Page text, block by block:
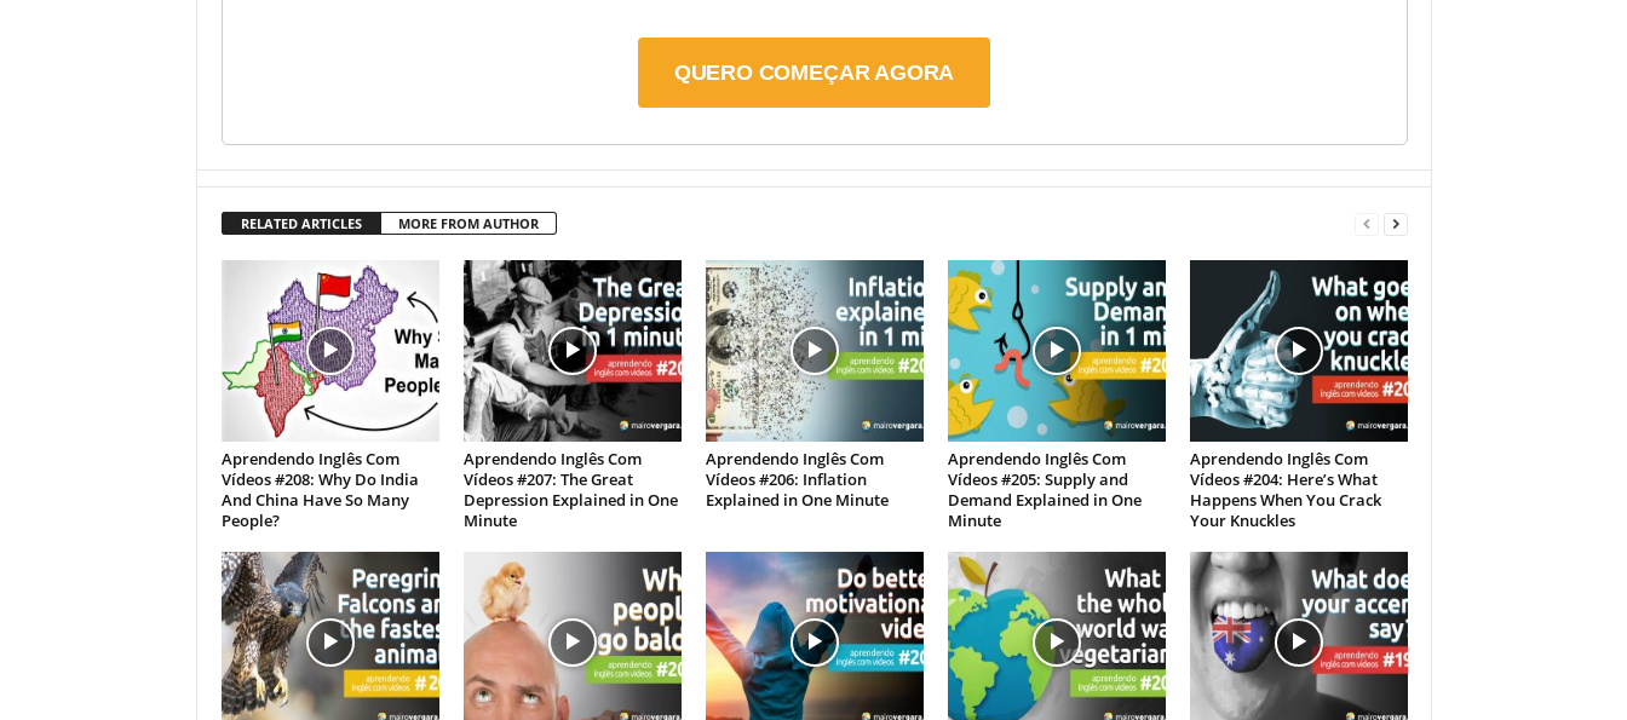
QUERO COMEÇAR AGORA
RELATED ARTICLES MORE FROM AUTHOR
Aprendendo Inglês Com
Vídeos #208: Why Do India
And China Have So Many
People?
Aprendendo Inglês Com
Vídeos #207: The Great
Depression Explained in One
Minute
Aprendendo Inglês Com
Vídeos #206: Inflation
Explained in One Minute
Aprendendo Inglês Com
Vídeos #205: Supply and
Demand Explained in One
Minute
Aprendendo Inglês Com
Vídeos #204: Here’s What
Happens When You Crack
Your Knuckles